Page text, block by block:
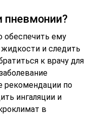
пневмонии?
обеспечить ему
и следить
к врачу для
рекомендации по
ингаляции и
в